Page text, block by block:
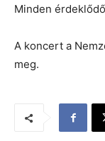
Minden
A koncert a
meg.